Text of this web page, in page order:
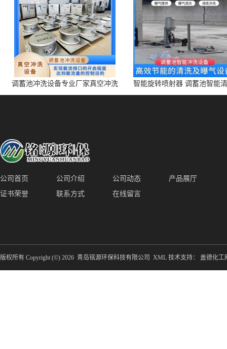
调蓄池冲洗设备专业厂家真空冲洗
装置厂家青岛铭源环保减少堵塞设
智能旋转喷射器 调蓄池智能
点对点面对面旋转清洗
公司首页 公司介绍 公司动态
产品展厅
证书荣誉
联系方式 在线留言
版权所有 Copyright (©) 2026 青岛铭源环保科技有限公司 XML 技术支持： 盖德化工